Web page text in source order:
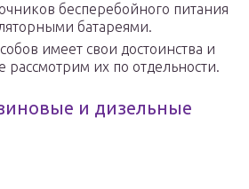
бесперебойного питания
батареями.
имеет свои достоинства и
рассмотрим их по отдельности.
и дизельные